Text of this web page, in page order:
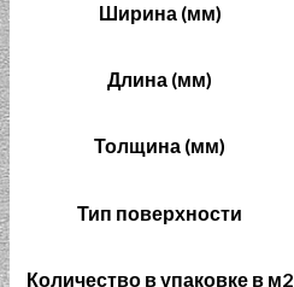
Ширина (мм)
Длина (мм)
Толщина (мм)
Тип поверхности
Количество в упаковке в м2